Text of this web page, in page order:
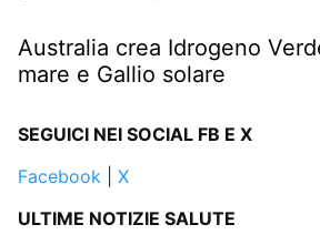
Australia crea Idrogeno
mare e Gallio solare
SEGUICI NEI SOCIAL FB E X
Facebook
X
ULTIME NOTIZIE SALUTE